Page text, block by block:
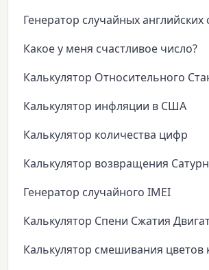
Генератор случайных английских
Какое у меня счастливое число?
Калькулятор Относительного
Калькулятор инфляции в США
Калькулятор количества цифр
Калькулятор возвращения
Генератор случайного IMEI
Калькулятор Спени Сжатия
Калькулятор смешивания цветов